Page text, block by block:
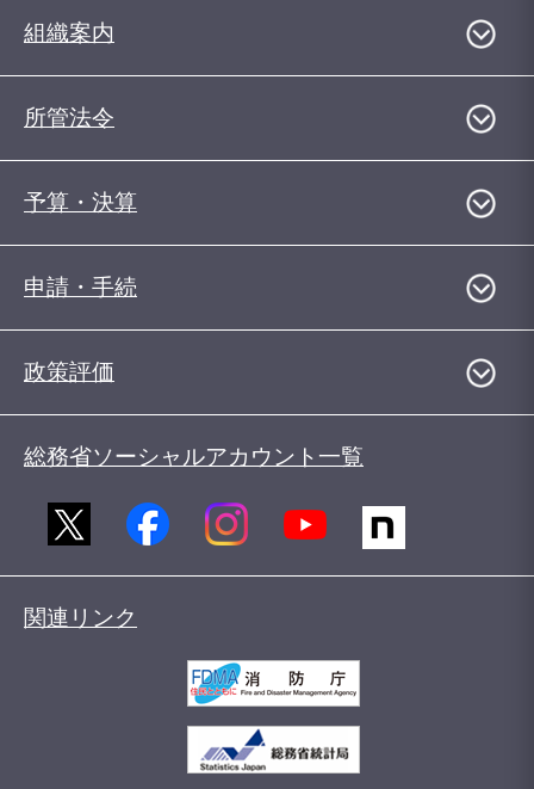
組織案内
所管法令
予算・決算
申請・手続
政策評価
総務省ソーシャルアカウント一覧
関連リンク